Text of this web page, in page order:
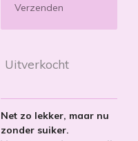
Verzenden
Uitverkocht
Net zo lekker, maar nu
zonder suiker.